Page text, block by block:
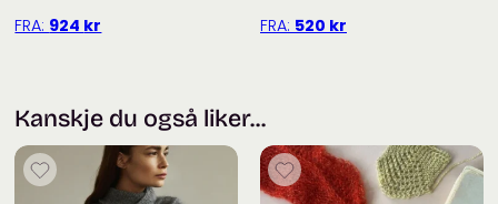
maskeantal.
___
Trenger du hjelp med oppskriften? Titt innom
facebookgruppaFru Kvist – strikkegruppe for strikkehjelp
FRA: 924 kr FRA: 520 kr
Kanskje du også liker...